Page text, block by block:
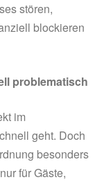
stören,
blockieren
problematisch
im
geht. Doch
besonders
für Gäste,